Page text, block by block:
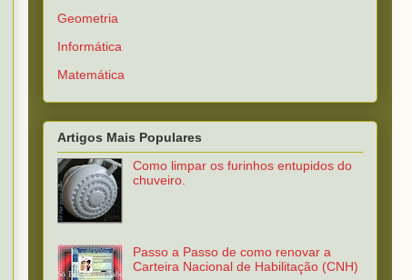
Geometria
Informática
Matemática
Artigos Mais Populares
Como limpar os furinhos entupidos do
chuveiro.
Passo a Passo de como renovar a
Carteira Nacional de Habilitação (CNH)